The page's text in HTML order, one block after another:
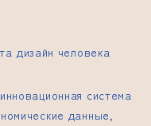
дизайн человека
система
данные,